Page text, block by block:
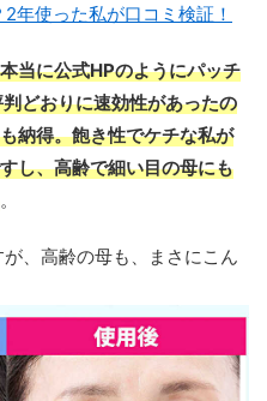
年使った私が口コミ検証！
当に公式HPのようにパッチ
どおりに速効性があったの
納得。飽き性でケチな私が
し、高齢で細い目の母にも
。
、高齢の母も、まさにこん